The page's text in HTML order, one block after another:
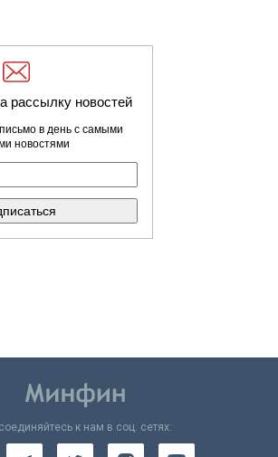
рассылку новостей
в день с самыми
новостями
к нам в соц. сетях: